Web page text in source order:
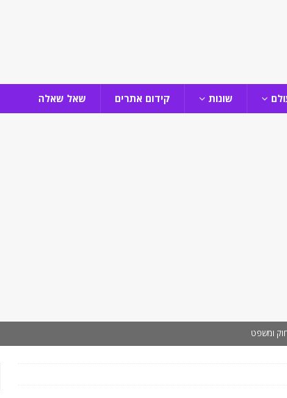
שונות קידום אתרים שאל שאלה
ומשפט